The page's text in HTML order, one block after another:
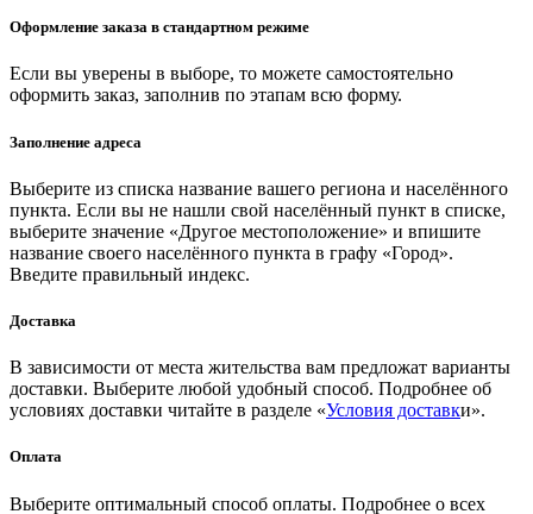
Оформление заказа в стандартном режиме
Если вы уверены в выборе, то можете самостоятельно
оформить заказ, заполнив по этапам всю форму.
Заполнение адреса
Выберите из списка название вашего региона и населённого
пункта. Если вы не нашли свой населённый пункт в списке,
выберите значение «Другое местоположение» и впишите
название своего населённого пункта в графу «Город».
Введите правильный индекс.
Доставка
В зависимости от места жительства вам предложат варианты
доставки. Выберите любой удобный способ. Подробнее об
условиях доставки читайте в разделе «Условия доставки».
Оплата
Выберите оптимальный способ оплаты. Подробнее о всех